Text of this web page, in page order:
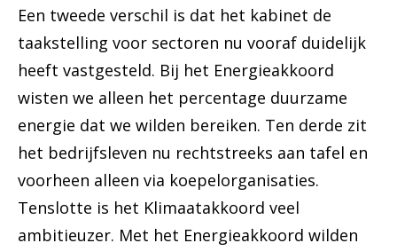
Een tweede verschil is dat het kabinet de
taakstelling voor sectoren nu vooraf duidelijk
heeft vastgesteld. Bij het Energieakkoord
wisten we alleen het percentage duurzame
energie dat we wilden bereiken. Ten derde zit
het bedrijfsleven nu rechtstreeks aan tafel en
voorheen alleen via koepelorganisaties.
Tenslotte is het Klimaatakkoord veel
ambitieuzer. Met het Energieakkoord wilden